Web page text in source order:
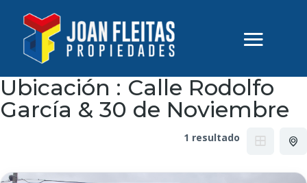
Ubicación : Calle Rodolfo
García & 30 de Noviembre
1 resultado